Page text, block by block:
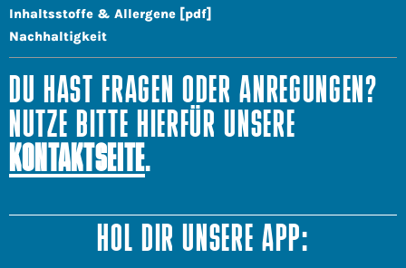
Inhaltsstoffe & Allergene [pdf]
Nachhaltigkeit
DU HAST FRAGEN ODER ANREGUNGEN?
NUTZE BITTE HIERFÜR UNSERE
KONTAKTSEITE.
HOL DIR UNSERE APP: